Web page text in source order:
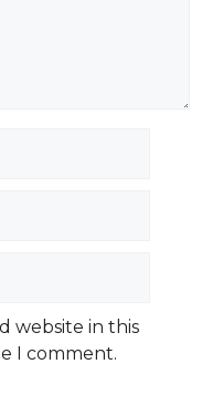
website in this
I comment.